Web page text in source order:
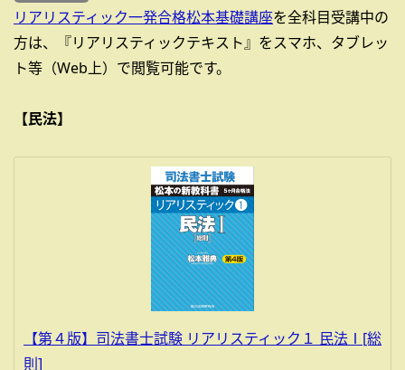
リアリスティック一発合格松本基礎講座を全科目受講中の
方は、『リアリスティックテキスト』をスマホ、タブレッ
ト等（Web上）で閲覧可能です。
【民法】
【第４版】司法書士試験 リアリスティック１ 民法Ⅰ[総
則]